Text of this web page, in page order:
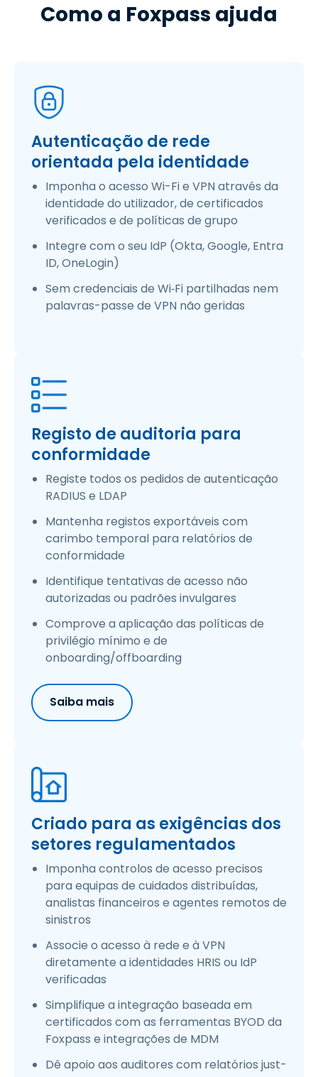
Como a Foxpass ajuda
Autenticação de rede
orientada pela identidade
Imponha o acesso Wi-Fi e VPN através da
identidade do utilizador, de certificados
verificados e de políticas de grupo
Integre com o seu IdP (Okta, Google, Entra
ID, OneLogin)
Sem credenciais de Wi‑Fi partilhadas nem
palavras-passe de VPN não geridas
Registo de auditoria para
conformidade
Registe todos os pedidos de autenticação
RADIUS e LDAP
Mantenha registos exportáveis com
carimbo temporal para relatórios de
conformidade
Identifique tentativas de acesso não
autorizadas ou padrões invulgares
Comprove a aplicação das políticas de
privilégio mínimo e de
onboarding/offboarding
Saiba mais
Criado para as exigências dos
setores regulamentados
Imponha controlos de acesso precisos
para equipas de cuidados distribuídas,
analistas financeiros e agentes remotos de
sinistros
Associe o acesso à rede e à VPN
diretamente a identidades HRIS ou IdP
verificadas
Simplifique a integração baseada em
certificados com as ferramentas BYOD da
Foxpass e integrações de MDM
Dê apoio aos auditores com relatórios just-